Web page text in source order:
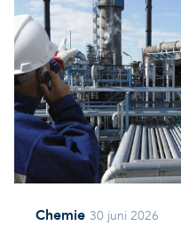
Chemie 30 juni 2026